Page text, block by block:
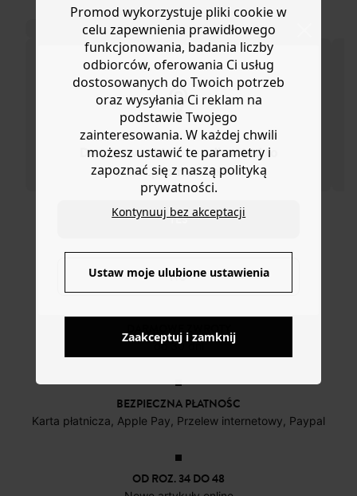
Do you want to be redirected to
www.promod.com ?
YES
NO
DOSTAWA DO PACZKOMATÓW
4 do 6 dni roboczych
DARMOWE ZWROTY
do 30 dni
BEZPIECZNA PŁATNOŚC
Karta płatnicza, Apple Pay, Przelew internetowy, Paypal
OD ROZ. 34 DO 48
Promod wykorzystuje pliki cookie w
celu zapewnienia prawidłowego
funkcjonowania, badania liczby
odbiorców, oferowania Ci usług
dostosowanych do Twoich potrzeb
oraz wysyłania Ci reklam na
podstawie Twojego
zainteresowania. W każdej chwili
możesz ustawić te parametry i
zapoznać się z naszą polityką
prywatności.
Kontynuuj bez akceptacji
Ustaw moje ulubione ustawienia
Zaakceptuj i zamknij